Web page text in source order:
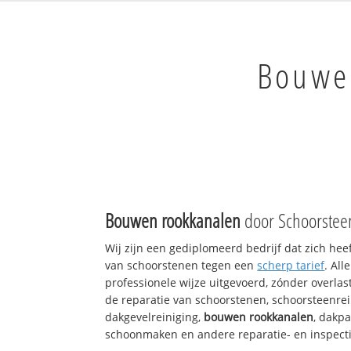
Bouwen rookkanalen door
Wij zijn een gediplomeerd bedrijf dat zich
van schoorstenen tegen eenscherp tarief.
professionele wijze uitgevoerd, zónder
de reparatie van schoorstenen,
dakgevelreiniging, bouwen rookkanalen,
schoonmaken en andere reparatie- en